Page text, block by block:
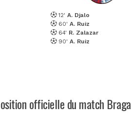
12' A. Djalo
60' A. Ruiz
64' R. Zalazar
90' A. Ruiz
officielle du match